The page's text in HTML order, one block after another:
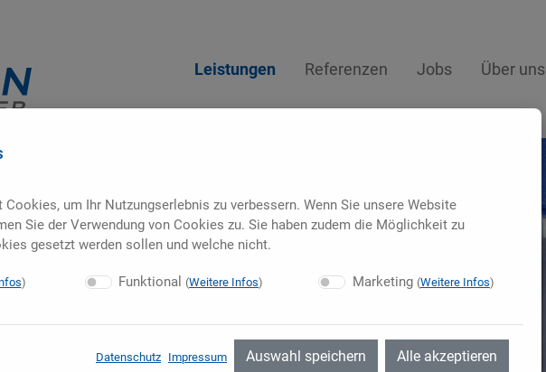
Leistungen Referenzen Jobs Über uns
Cookies, um Ihr Nutzungserlebnis zu verbessern. Wenn Sie unsere Website
Sie der Verwendung von Cookies zu. Sie haben zudem die Möglichkeit zu
gesetzt werden sollen und welche nicht.
) Funktional (Weitere Infos) Marketing (Weitere Infos)
Datenschutz Impressum Auswahl speichern Alle akzeptieren